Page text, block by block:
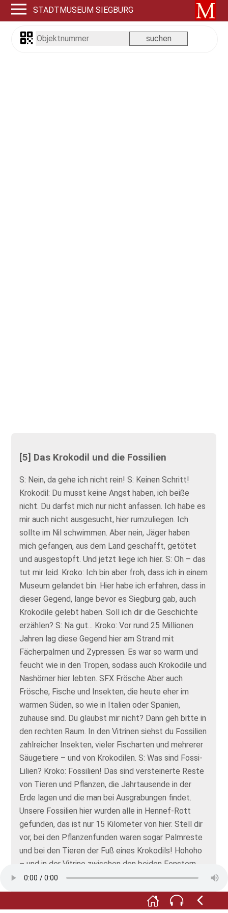
STADTMUSEUM SIEGBURG
[5] Das Krokodil und die Fossilien
S: Nein, da gehe ich nicht rein! S: Keinen Schritt!
Krokodil: Du musst keine Angst haben, ich beiße
nicht. Du darfst mich nur nicht anfassen. Ich habe es
mir auch nicht ausgesucht, hier rumzuliegen. Ich
sollte im Nil schwimmen. Aber nein, Jäger haben
mich gefangen, aus dem Land geschafft, getötet
und ausgestopft. Und jetzt liege ich hier. S: Oh – das
tut mir leid. Kroko: Ich bin aber froh, dass ich in einem
Museum gelandet bin. Hier habe ich erfahren, dass in
dieser Gegend, lange bevor es Siegburg gab, auch
Krokodile gelebt haben. Soll ich dir die Geschichte
erzählen? S: Na gut... Kroko: Vor rund 25 Millionen
Jahren lag diese Gegend hier am Strand mit
Fächerpalmen und Zypressen. Es war so warm und
feucht wie in den Tropen, sodass auch Krokodile und
Nashörner hier lebten. SFX Frösche Aber auch
Frösche, Fische und Insekten, die heute eher im
warmen Süden, so wie in Italien oder Spanien,
zuhause sind. Du glaubst mir nicht? Dann geh bitte in
den rechten Raum. In den Vitrinen siehst du Fossilien
zahlreicher Insekten, vieler Fischarten und mehrerer
Säugetiere – und von Krokodilen. S: Was sind Fossi-
Lilien? Kroko: Fossilien! Das sind versteinerte Reste
von Tieren und Pflanzen, die Jahrtausende in der
Erde lagen und die man bei Ausgrabungen findet.
Unsere Fossilien hier wurden alle in Hennef-Rott
gefunden, das ist nur 15 Kilometer von hier. Stell dir
vor, bei den Pflanzenfunden waren sogar Palmreste
und bei den Tieren der Fuß eines Krokodils! Hohoho
– und in der Vitrine zwischen den beiden Fenstern
kannst du sogar ein Koprolith sehen, das ist ein
versteinertes Kackehäufchen eines Krokodils. Wer
von meinen Brüdern oder Schwestern das wohl war.